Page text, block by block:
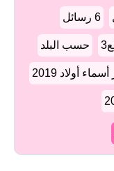
6 رسائل
حسب البلد
أولاد 2019